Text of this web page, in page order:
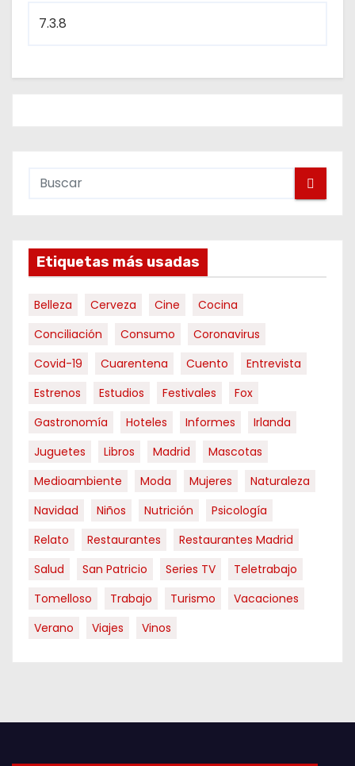
Etiquetas más usadas
Belleza Cerveza Cine
Cocina
Conciliación
Consumo
Coronavirus
Covid-19
Cuarentena Cuento
Entrevista
Estrenos
Estudios Festivales
Fox
Gastronomía
Hoteles Informes
Irlanda
Juguetes
Libros Madrid
Mascotas
Medioambiente
Moda Mujeres
Naturaleza
Navidad
Niños Nutrición
Psicología
Relato
Restaurantes
Restaurantes Madrid
Salud
San Patricio Series TV
Teletrabajo
Tomelloso
Trabajo Turismo
Vacaciones
Verano
Viajes Vinos